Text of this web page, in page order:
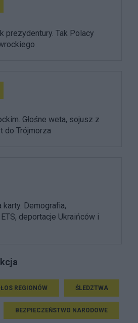
prezydentury. Tak Polacy
Głośne weta, sojusz z
do Trójmorza
karty. Demografia,
deportacje Ukraińców i
REGIONÓW ŚLEDZTWA
BEZPIECZEŃSTWO NARODOWE